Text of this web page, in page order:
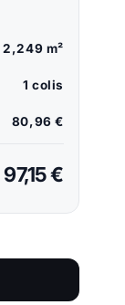
2,249 m²
1 colis
80,96 €
97,15 €